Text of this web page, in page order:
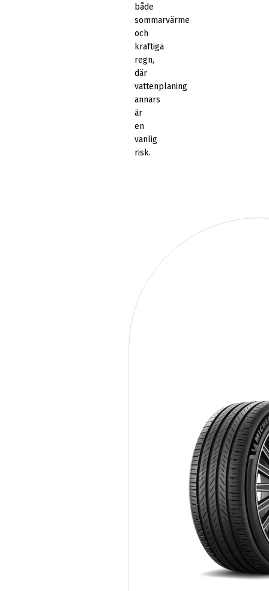
både
sommarvärme
och
kraftiga
regn,
där
vattenplaning
annars
är
en
vanlig
risk.